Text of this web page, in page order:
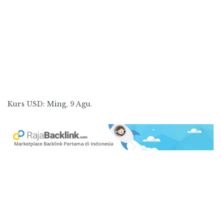
Kurs USD: Ming, 9 Agu.